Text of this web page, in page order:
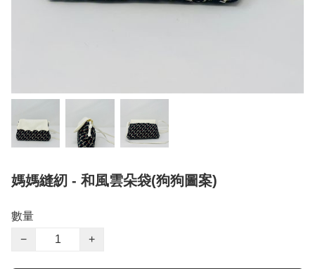
媽媽縫紉 - 和風雲朵袋(狗狗圖案)
數量
−
+